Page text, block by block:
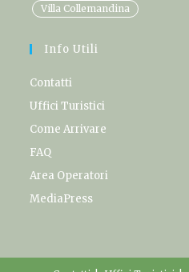
Villa Collemandina
Info Utili
Contatti
Uffici Turistici
Come Arrivare
FAQ
Area Operatori
MediaPress